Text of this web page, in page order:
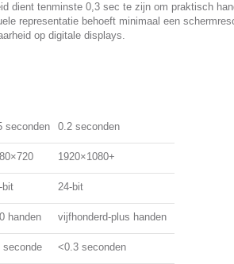
dient tenminste 0,3 sec te zijn om praktisch
representatie behoeft minimaal een
op digitale displays.
seconden 0.2 seconden
1920×1080+
bit 24-bit
handen vijfhonderd-plus handen
seconde <0.3 seconden